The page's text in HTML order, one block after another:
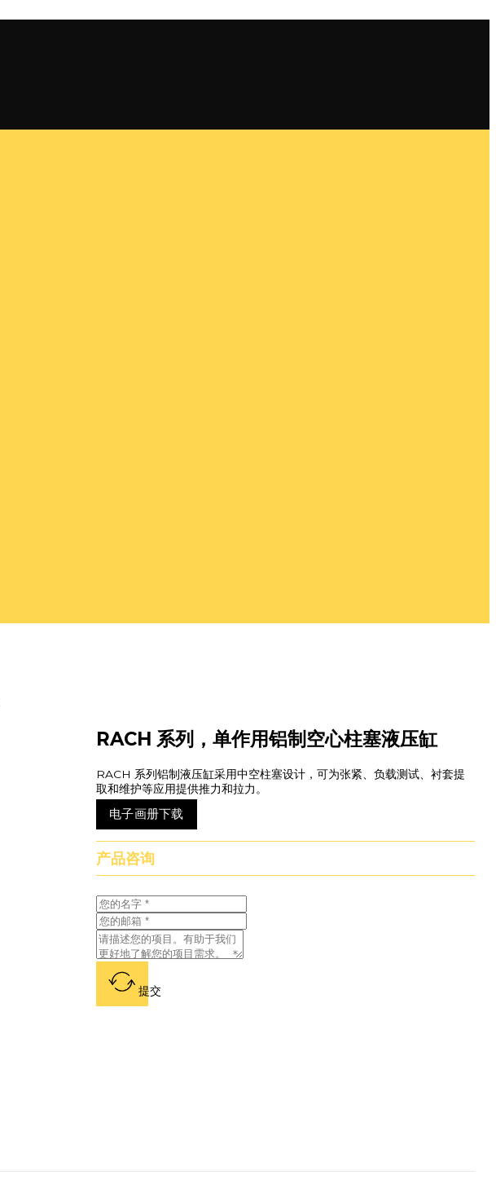
RACH 系列，单作用铝制空心柱塞液压缸
RACH 系列铝制液压缸采用中空柱塞设计，可为张紧、负载测试、衬套提
取和维护等应用提供推力和拉力。
电子画册下载
产品咨询
提交